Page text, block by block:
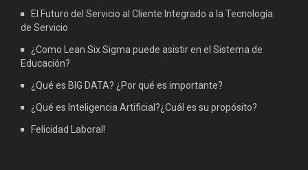
El Futuro del Servicio al Cliente Integrado a la Tecnología
de Servicio
¿Como Lean Six Sigma puede asistir en el Sistema de
Educación?
¿Qué es BIG DATA? ¿Por qué es importante?
¿Qué es Inteligencia Artificial?¿Cuál es su propósito?
Felicidad Laboral!